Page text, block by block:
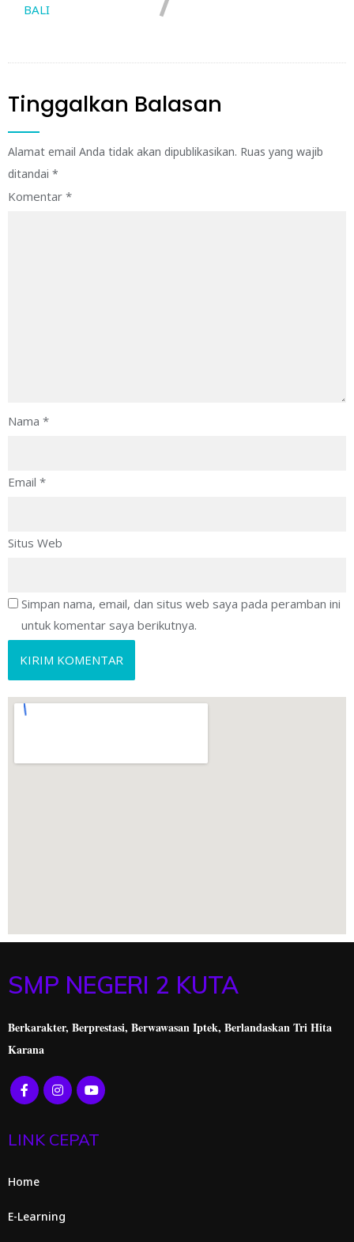
BALI
Tinggalkan Balasan
Alamat email Anda tidak akan dipublikasikan. Ruas yang wajib
ditandai *
Komentar *
Nama *
Email *
Situs Web
Simpan nama, email, dan situs web saya pada peramban ini
untuk komentar saya berikutnya.
SMP NEGERI 2 KUTA
Berkarakter, Berprestasi, Berwawasan Iptek, Berlandaskan Tri Hita
Karana
LINK CEPAT
Home
E-Learning